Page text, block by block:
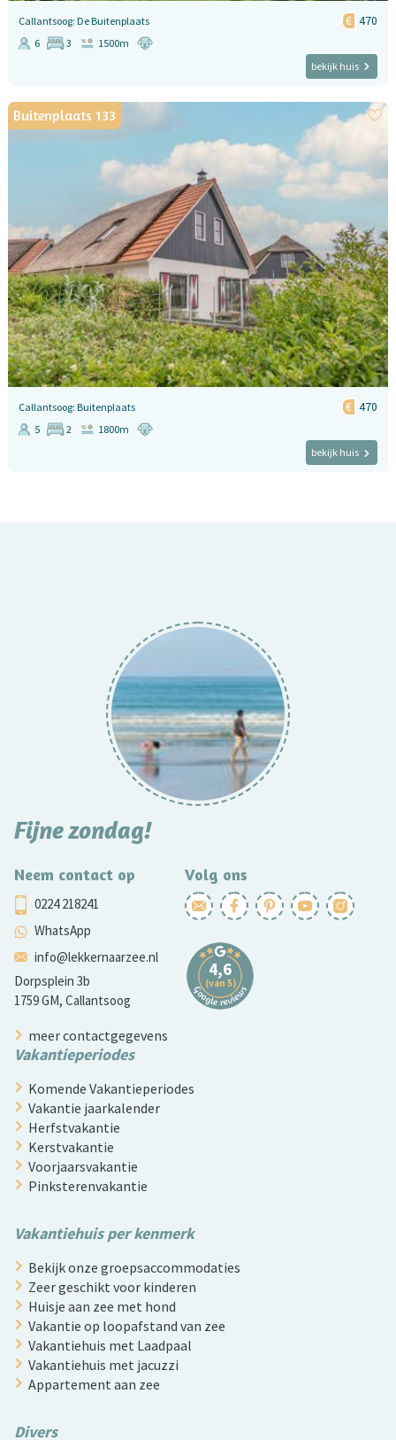
Callantsoog: De Buitenplaats 470
6 3
1500m
bekijk huis
Buitenplaats 133
Callantsoog: Buitenplaats 470
5 2
1800m
bekijk huis
Fijne zondag!
Neem contact op
0224 218241
WhatsApp
info@lekkernaarzee.nl
Dorpsplein 3b
1759 GM, Callantsoog
Volg ons
meer contactgegevens
Vakantieperiodes
Komende Vakantieperiodes
Vakantie jaarkalender
Herfstvakantie
Kerstvakantie
Voorjaarsvakantie
Pinksterenvakantie
Vakantiehuis per kenmerk
Bekijk onze groepsaccommodaties
Zeer geschikt voor kinderen
Huisje aan zee met hond
Vakantie op loopafstand van zee
Vakantiehuis met Laadpaal
Vakantiehuis met jacuzzi
Appartement aan zee
Divers